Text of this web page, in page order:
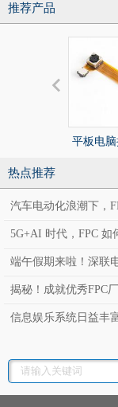
推荐产品
平板电脑
热点推荐
汽车电动化浪潮下，
5G+AI 时代，FPC 如
端午假期来啦！深联
揭秘！成就优秀FPC
信息娱乐系统日益丰